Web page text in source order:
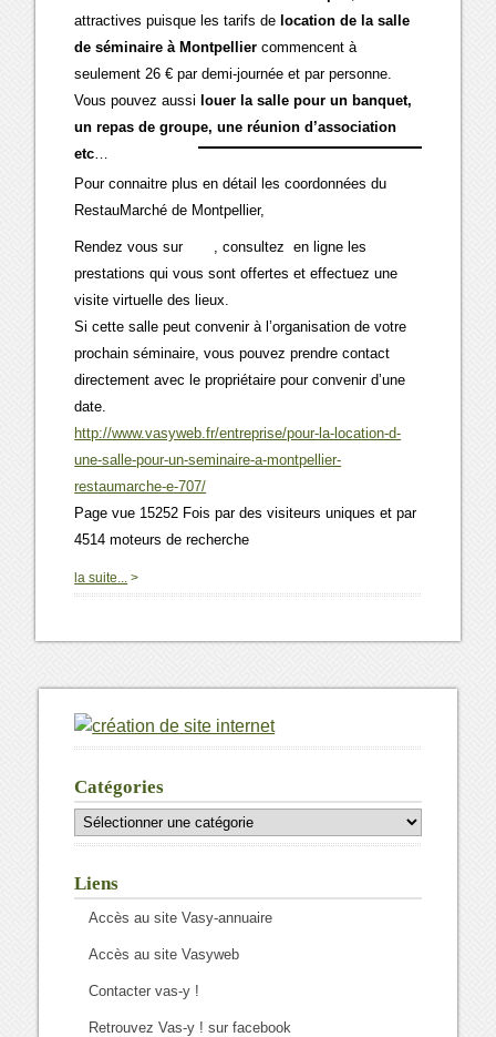
attractives puisque les tarifs de location de la salle
de séminaire à Montpellier commencent à
seulement 26 € par demi-journée et par personne.
Vous pouvez aussi louer la salle pour un banquet,
un repas de groupe, une réunion d’association
etc…
Pour connaitre plus en détail les coordonnées du
RestauMarché de Montpellier,
Rendez vous sur
, consultez en ligne les
prestations qui vous sont offertes et effectuez une
visite virtuelle des lieux.
Si cette salle peut convenir à l’organisation de votre
prochain séminaire, vous pouvez prendre contact
directement avec le propriétaire pour convenir d’une
date.
http://www.vasyweb.fr/entreprise/pour-la-location-d-
une-salle-pour-un-seminaire-a-montpellier-
restaumarche-e-707/
Page vue 15252 Fois par des visiteurs uniques et par
4514 moteurs de recherche
la suite... >
Catégories
Catégories
Liens
Accès au site Vasy-annuaire
Accès au site Vasyweb
Contacter vas-y !
Retrouvez Vas-y ! sur facebook